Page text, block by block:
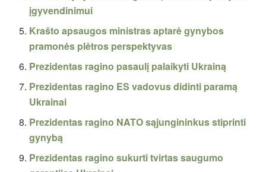
įgyvendinimui
Krašto apsaugos ministras aptarė gynybos
pramonės plėtros perspektyvas
Prezidentas ragino pasaulį palaikyti Ukrainą
Prezidentas ragino ES vadovus didinti paramą
Ukrainai
Prezidentas ragino NATO sąjungininkus stiprinti
gynybą
Prezidentas ragino sukurti tvirtas saugumo